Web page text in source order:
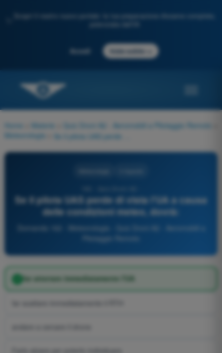
Scopri il nostro nuovo portale: la tua preparazione d'esame completa,
Accedi Inizia subito
Home Materie Quiz Droni A2 - Aeromobili a Pilotaggio Remoto
Meteorologia
Se il pilota UAS perde di vista l'UA a causa
delle condizioni meteo, dovrà:
far atterrare immediatamente l'UA